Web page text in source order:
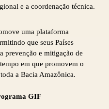
e a coordenação técnica.
uma plataforma
que seus Países
prevenção e mitigação de
em que promovem o
a Bacia Amazônica.
GIF